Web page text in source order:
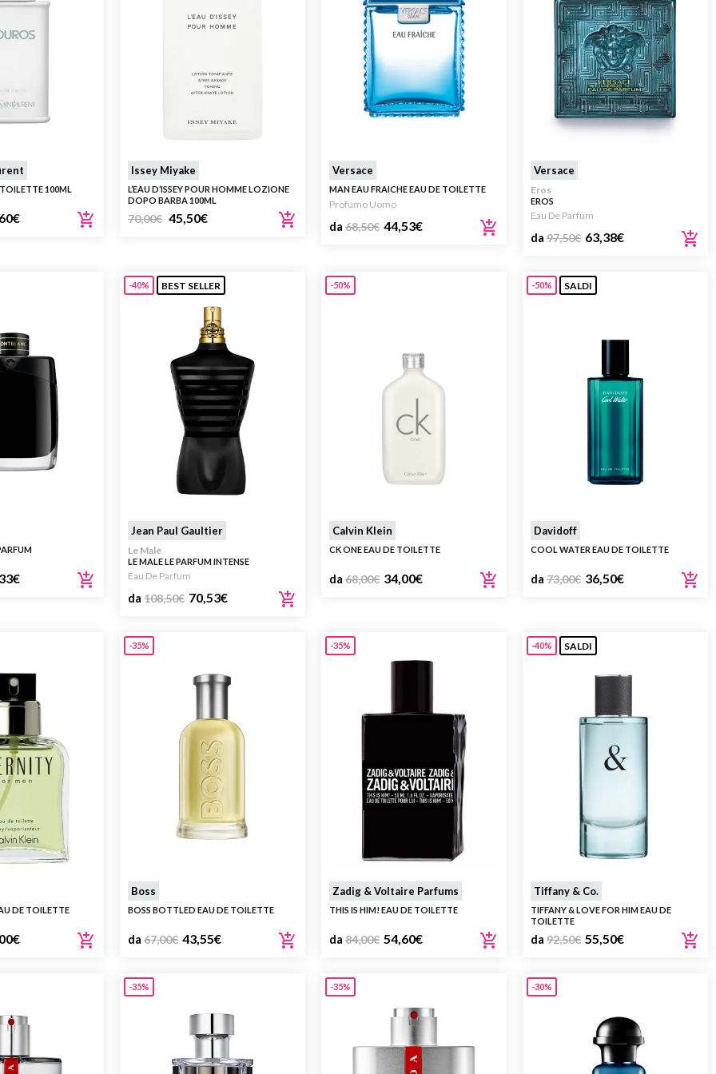
100ML
€
Issey Miyake
L’EAU D’ISSEY POUR HOMME LOZIONE
DOPO BARBA 100ML
70,00€ 45,50€
Versace
MAN EAU FRAICHE EAU DE TOILETTE
Profumo Uomo
da 68,50€ 44,53€
Versace
Eros
EROS
Eau De Parfum
da 97,50€ 63,38€
€
-40% BEST SELLER
Jean Paul Gaultier
Le Male
LE MALE LE PARFUM INTENSE
Eau De Parfum
da 108,50€ 70,53€
-50%
Calvin Klein
CK ONE EAU DE TOILETTE
da 68,00€ 34,00€
-50% SALDI
Davidoff
COOL WATER EAU DE TOILETTE
da 73,00€ 36,50€
DE TOILETTE
€
-35%
Boss
BOSS BOTTLED EAU DE TOILETTE
da 67,00€ 43,55€
-35%
Zadig & Voltaire Parfums
THIS IS HIM! EAU DE TOILETTE
da 84,00€ 54,60€
-40% SALDI
Tiffany & Co.
TIFFANY & LOVE FOR HIM EAU DE
TOILETTE
da 92,50€ 55,50€
-35% -35% -30%